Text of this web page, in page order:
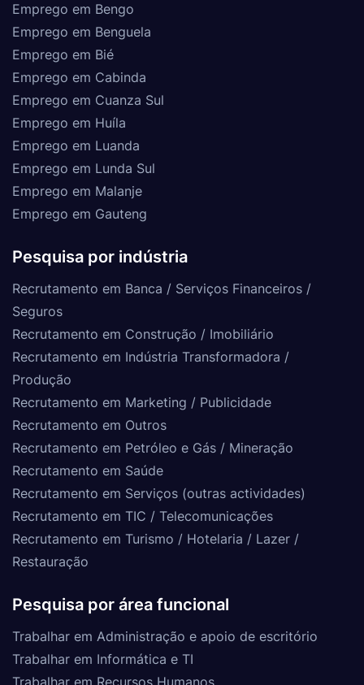
Emprego em Bengo
Emprego em Benguela
Emprego em Bié
Emprego em Cabinda
Emprego em Cuanza Sul
Emprego em Huíla
Emprego em Luanda
Emprego em Lunda Sul
Emprego em Malanje
Emprego em Gauteng
Pesquisa por indústria
Recrutamento em Banca / Serviços Financeiros /
Seguros
Recrutamento em Construção / Imobiliário
Recrutamento em Indústria Transformadora /
Produção
Recrutamento em Marketing / Publicidade
Recrutamento em Outros
Recrutamento em Petróleo e Gás / Mineração
Recrutamento em Saúde
Recrutamento em Serviços (outras actividades)
Recrutamento em TIC / Telecomunicações
Recrutamento em Turismo / Hotelaria / Lazer /
Restauração
Pesquisa por área funcional
Trabalhar em Administração e apoio de escritório
Trabalhar em Informática e TI